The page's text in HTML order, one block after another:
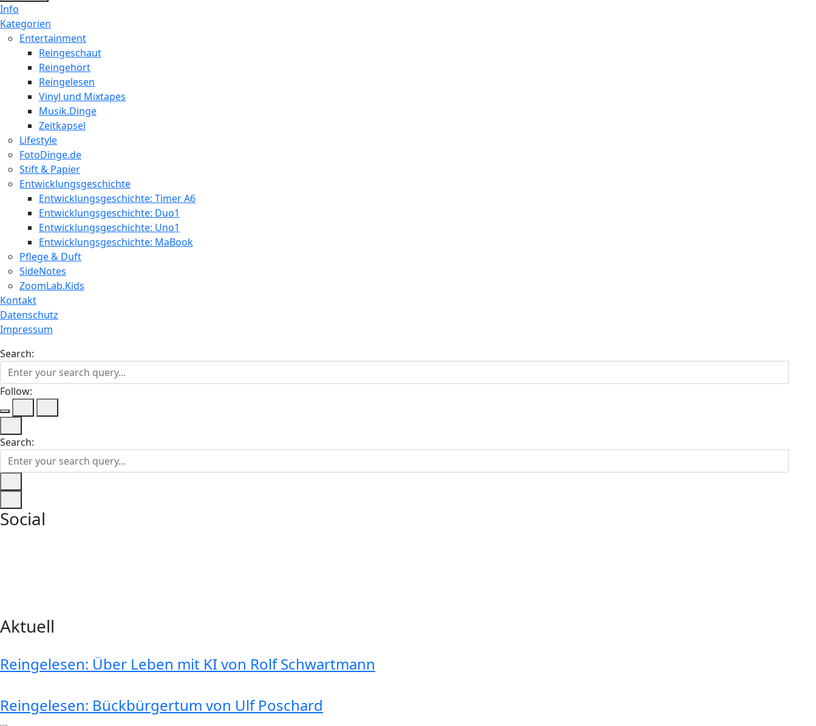
Info
Kategorien
Entertainment
Reingeschaut
Reingehört
Reingelesen
Vinyl und Mixtapes
Musik.Dinge
Zeitkapsel
Lifestyle
FotoDinge.de
Stift & Papier
Entwicklungsgeschichte
Entwicklungsgeschichte: Timer A6
Entwicklungsgeschichte: Duo1
Entwicklungsgeschichte: Uno1
Entwicklungsgeschichte: MaBook
Pflege & Duft
SideNotes
ZoomLab.Kids
Kontakt
Datenschutz
Impressum
Search:
Follow:
Search:
Social
Aktuell
Reingelesen: Über Leben mit KI von Rolf Schwartmann
Reingelesen: Bückbürgertum von Ulf Poschard